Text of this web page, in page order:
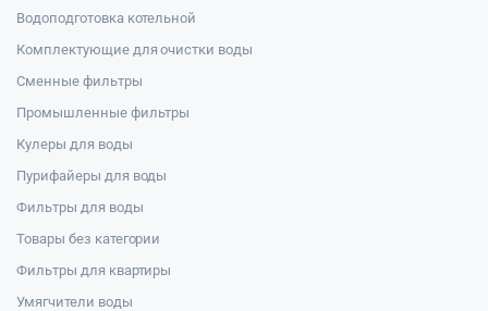
Водоподготовка котельной
Комплектующие для очистки воды
Сменные фильтры
Промышленные фильтры
Кулеры для воды
Пурифайеры для воды
Фильтры для воды
Товары без категории
Фильтры для квартиры
Умягчители воды